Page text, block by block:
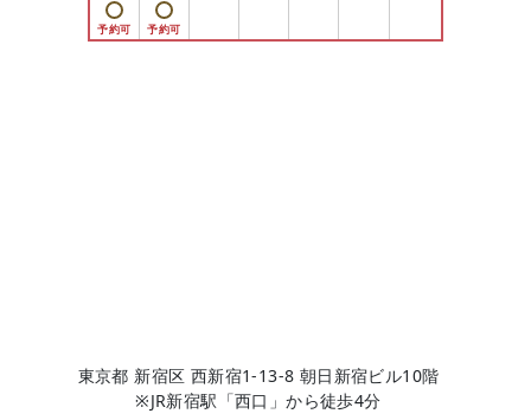
東京都 新宿区 西新宿1-13-8 朝日新宿ビル10階
※JR新宿駅「西口」から徒歩4分